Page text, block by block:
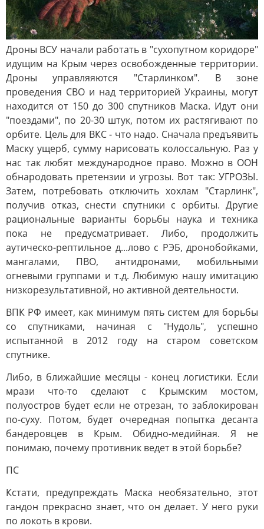
Дроны ВСУ начали работать в "сухопутном коридоре"
идущим на Крым через освобожденные территории.
Дроны управляяются "Старлинком". В зоне
проведения СВО и над территорией Украины, могут
находится от 150 до 300 спутников Маска. Идут они
"поездами", по 20-30 штук, потом их растягивают по
орбите. Цель для ВКС - что надо. Сначала предъявить
Маску ущерб, сумму нарисовать колоссальную. Раз у
нас так любят международное право. Можно в ООН
обнародовать претензии и угрозы. Вот так: УГРОЗЫ.
Затем, потребовать отключить хохлам "Старлинк",
получив отказ, снести спутники с орбиты. Другие
рациональные варианты борьбы наука и техника
пока не предусматривает. Либо, продолжить
аутическо-рептильное д...лово с РЭБ, дронобойками,
мангалами, ПВО, антидронами, мобильными
огневыми группами и т.д. Любимую нашу имитацию
низкорезультативной, но активной деятельности.
ВПК РФ имеет, как минимум пять систем для борьбы
со спутниками, начиная с "Нудоль", успешно
испытанной в 2012 году на старом советском
спутнике.
Либо, в ближайшие месяцы - конец логистики. Если
мрази что-то сделают с Крымским мостом,
полуостров будет если не отрезан, то заблокирован
по-суху. Потом, будет очередная попытка десанта
бандеровцев в Крым. Обидно-медийная. Я не
понимаю, почему противник ведет в этой борьбе?
ПС
Кстати, предупреждать Маска необязательно, этот
гандон прекрасно знает, что он делает. У него руки
по локоть в крови.